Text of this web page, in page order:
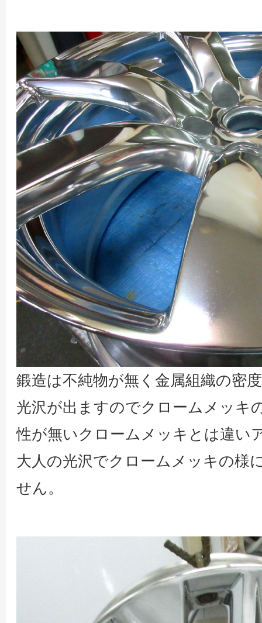
鍛造は不純物が無く金属組織の密
光沢が出ますのでクロームメッキ
性が無いクロームメッキとは違い
大人の光沢でクロームメッキの様
せん。